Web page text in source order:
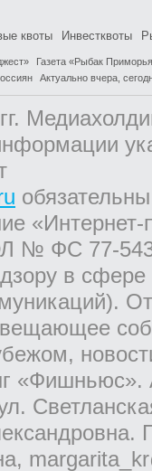
квоты Инвестквоты
Газета «Рыбак
Актуально вчера,
№ ФС 77-
в
«Фишньюс».